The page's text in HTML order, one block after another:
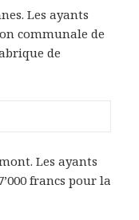
Les ayants
communale de
de
Les ayants
francs pour la